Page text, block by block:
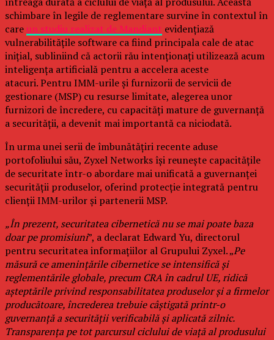
schimbare în legile de reglementare survine în contextul în
careun studiu realizat de Mandiant evidențiază
vulnerabilitățile software ca fiind principala cale de atac
inițial, subliniind că actorii rău intenționați utilizează acum
inteligența artificială pentru a accelera aceste
atacuri. Pentru IMM-urile și furnizorii de servicii de
gestionare (MSP) cu resurse limitate, alegerea unor
furnizori de încredere, cu capacități mature de guvernanță
a securității, a devenit mai importantă ca niciodată.
În urma unei serii de îmbunătățiri recente aduse
portofoliului său, Zyxel Networks își reunește capacitățile
de securitate într-o abordare mai unificată a guvernanței
securității produselor, oferind protecție integrată pentru
clienții IMM-urilor și partenerii MSP.
„În prezent, securitatea cibernetică nu se mai poate baza
doar pe promisiuni”, a declarat Edward Yu, directorul
pentru securitatea informațiilor al Grupului Zyxel. „Pe
măsură ce amenințările cibernetice se intensifică și
reglementările globale, precum CRA în cadrul UE, ridică
așteptările privind responsabilitatea produselor și a firmelor
producătoare, încrederea trebuie câștigată printr-o
guvernanță a securității verificabilă și aplicată zilnic.
Transparența pe tot parcursul ciclului de viață al produsului